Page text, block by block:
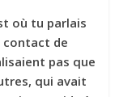
où tu parlais
contact de
pas que
qui avait